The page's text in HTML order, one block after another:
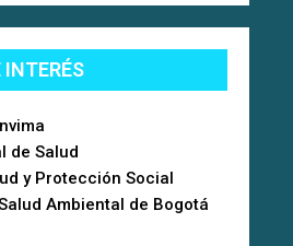
INTERÉS
de Salud
y Protección Social
Ambiental de Bogotá